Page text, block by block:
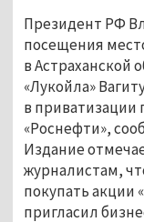
Президент РФ
посещения
в Астраханской
«Лукойла»
в приватизации
«Роснефти»,
Издание
журналистам,
покупать акции
пригласил